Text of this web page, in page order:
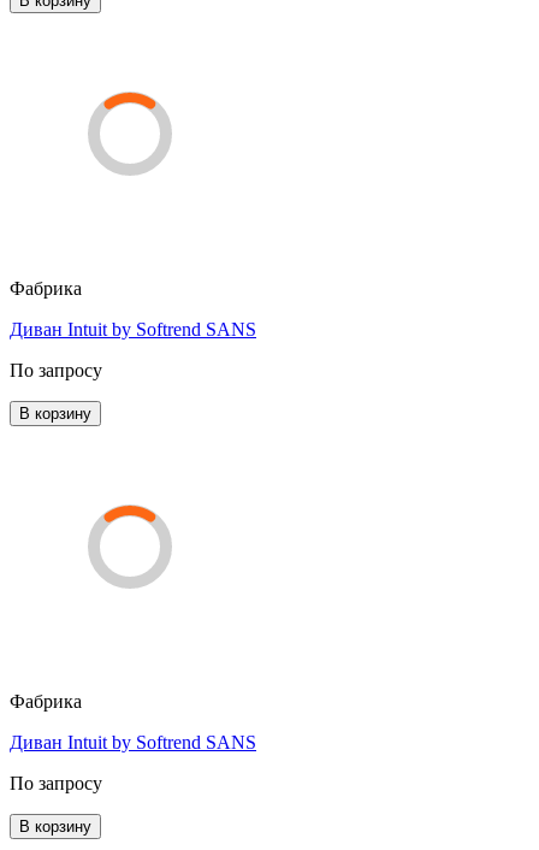
Фабрика
Диван Intuit by Softrend SANS
По запросу
В корзину
Фабрика
Диван Intuit by Softrend SANS
По запросу
В корзину